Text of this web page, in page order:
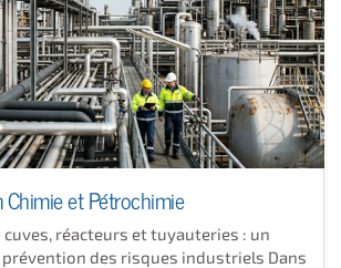
Chimie et Pétrochimie
cuves, réacteurs et tuyauteries : un
des risques industriels Dans